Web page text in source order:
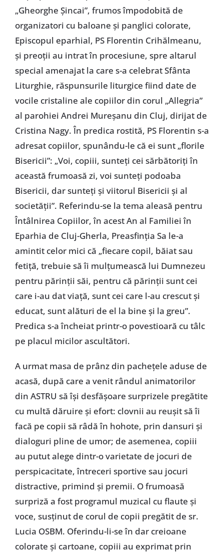
„Gheorghe Şincai”, frumos împodobită de
organizatori cu baloane şi panglici colorate,
Episcopul eparhial, PS Florentin Crihălmeanu,
şi preoţii au intrat în procesiune, spre altarul
special amenajat la care s-a celebrat Sfânta
Liturghie, răspunsurile liturgice fiind date de
vocile cristaline ale copiilor din corul „Allegria”
al parohiei Andrei Mureşanu din Cluj, dirijat de
Cristina Nagy. În predica rostită, PS Florentin s-a
adresat copiilor, spunându-le că ei sunt „florile
Bisericii”: „Voi, copiii, sunteţi cei sărbătoriţi în
această frumoasă zi, voi sunteţi podoaba
Bisericii, dar sunteţi şi viitorul Bisericii şi al
societăţii”. Referindu-se la tema aleasă pentru
Întâlnirea Copiilor, în acest An al Familiei în
Eparhia de Cluj-Gherla, Preasfinţia Sa le-a
amintit celor mici că „fiecare copil, băiat sau
fetiţă, trebuie să îi mulţumească lui Dumnezeu
pentru părinţii săi, pentru că părinţii sunt cei
care i-au dat viaţă, sunt cei care l-au crescut şi
educat, sunt alături de el la bine şi la greu”.
Predica s-a încheiat printr-o povestioară cu tâlc
pe placul micilor ascultători.
A urmat masa de prânz din pacheţele aduse de
acasă, după care a venit rândul animatorilor
din ASTRU să îşi desfăşoare surprizele pregătite
cu multă dăruire şi efort: clovnii au reuşit să îi
facă pe copii să râdă în hohote, prin dansuri şi
dialoguri pline de umor; de asemenea, copiii
au putut alege dintr-o varietate de jocuri de
perspicacitate, întreceri sportive sau jocuri
distractive, primind şi premii. O frumoasă
surpriză a fost programul muzical cu flaute şi
voce, susţinut de corul de copii pregătit de sr.
Lucia OSBM. Oferindu-li-se în dar creioane
colorate şi cartoane, copiii au exprimat prin